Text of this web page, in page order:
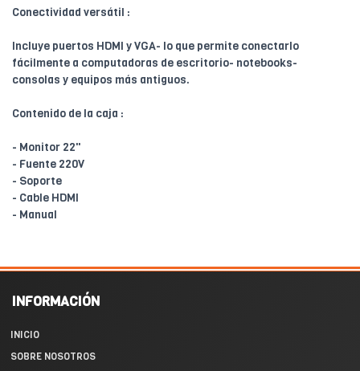
Conectividad versátil :
Incluye puertos HDMI y VGA- lo que permite conectarlo
fácilmente a computadoras de escritorio- notebooks-
consolas y equipos más antiguos.
Contenido de la caja :
- Monitor 22"
- Fuente 220V
- Soporte
- Cable HDMI
- Manual
INFORMACIÓN
INICIO
SOBRE NOSOTROS